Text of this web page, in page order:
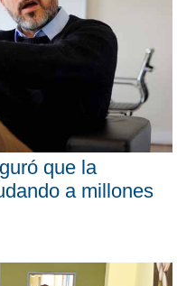
que la
a millones